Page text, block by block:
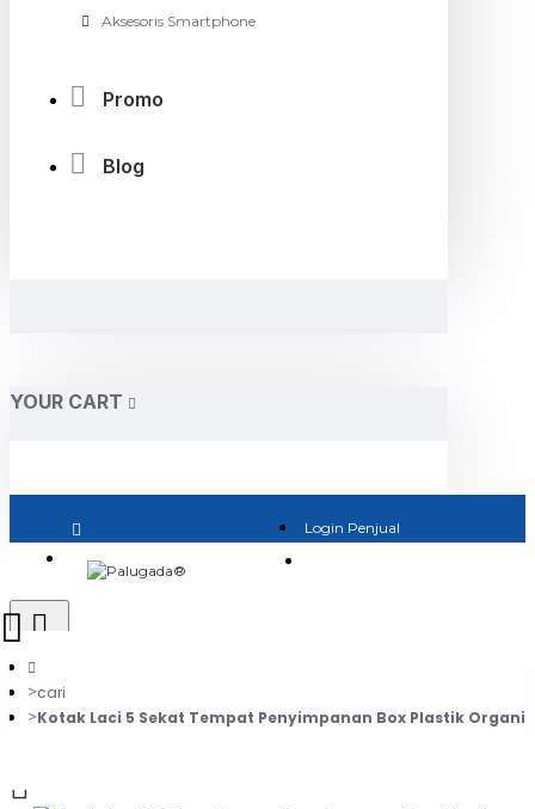
Aksesoris Smartphone
Promo
Blog
YOUR CART
Login Penjual
cari
Kotak Laci 5 Sekat Tempat Penyimpanan Box Plastik